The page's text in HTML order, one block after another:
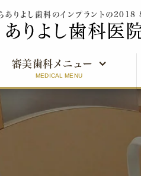
審美歯科メニュー
MEDICAL MENU
審美歯科とは